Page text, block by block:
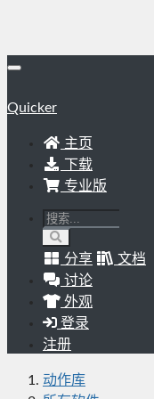
Quicker
主页
下载
专业版
分享
文档
讨论
外观
登录
注册
动作库